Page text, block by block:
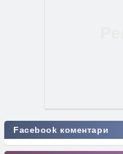
Facebook коментари